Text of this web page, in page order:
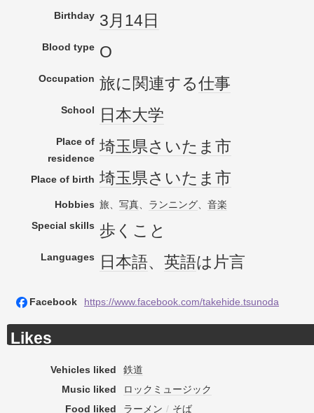
Birthday 3月14日
Blood type O
Occupation 旅に関連する仕事
School 日本大学
Place of
residence
埼玉県さいたま市
Place of birth 埼玉県さいたま市
Hobbies 旅、 写真、 ランニング、 音楽
Special skills 歩くこと
Languages 日本語、 英語は片言
Facebook https://www.facebook.com/takehide.tsunoda
Likes
Vehicles liked
鉄道
Music liked
ロックミュージック
Food liked
ラーメン / そば